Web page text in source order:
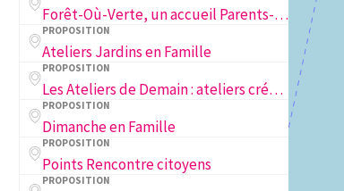
Forêt-Où-Verte, un accueil Parents-Enfants en Forêt.
PROPOSITION
Ateliers Jardins en Famille
PROPOSITION
Les Ateliers de Demain : ateliers créa(c)tifs pour les jeunes lausannoi·se·s
PROPOSITION
Dimanche en Famille
PROPOSITION
Points Rencontre citoyens
PROPOSITION